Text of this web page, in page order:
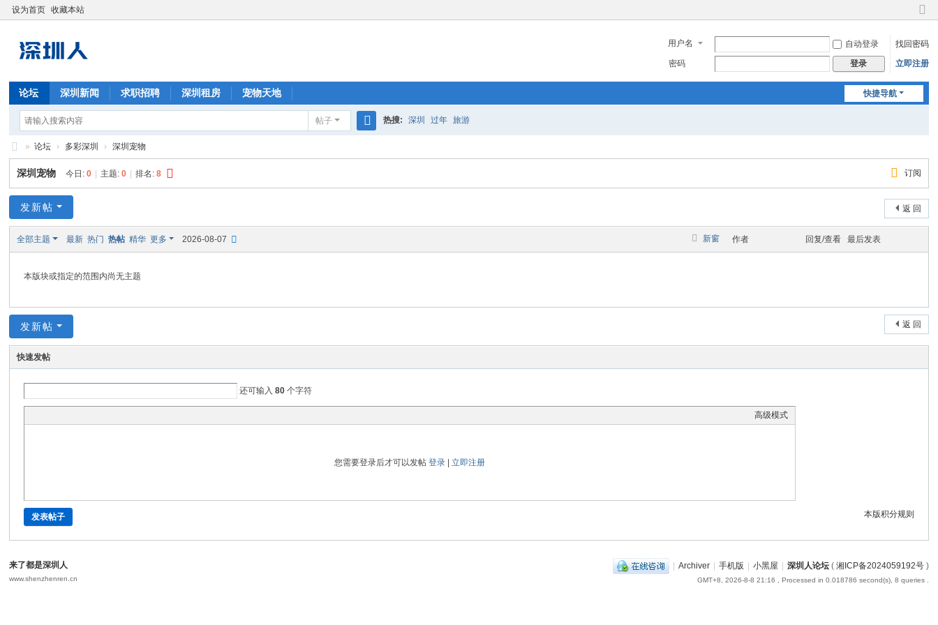
设为首页 收藏本站
切
到
窄
用户名 自动登录
找回密码
密码
登录 立即注册
快捷导航
论坛 深圳新闻 求职招聘 深圳租房 宠物天地
帖子
索
热搜: 深圳 过年 旅游
深
圳
人
» 论坛 › 多彩深圳 › 深圳宠物
订阅
深圳宠物 今日:0 主题:0 排名:8
返 回
发新帖
新窗
全部主题 最新 热门 热帖 精华 更多 2026-08-07 作者 回复/查看 最后发表
本版块或指定的范围内尚无主题
返 回
发新帖
快速发帖
还可输入80 个字符
高级模式
您需要登录后才可以发帖 登录| 立即注册
本版积分规则
发表帖子
| Archiver | 手机版 | 小黑屋 | 深圳人论坛( 湘ICP备2024059192号)
GMT+8, 2026-8-8 21:16 , Processed in 0.018786 second(s), 8 queries .
来了都是深圳人
www.shenzhenren.cn